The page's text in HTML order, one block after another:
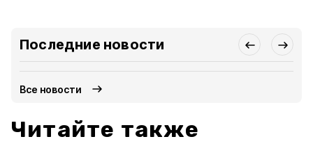
Последние новости
Все новости
Читайте также